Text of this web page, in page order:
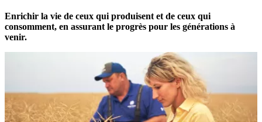
Enrichir la vie de ceux qui produisent et de ceux qui
consomment, en assurant le progrès pour les générations à
venir.